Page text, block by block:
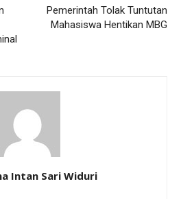
Pemerintah Tolak Tuntutan
Mahasiswa Hentikan MBG
Intan Sari Widuri